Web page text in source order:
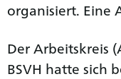
organisiert. Eine
Der Arbeitskreis
BSVH hatte sich